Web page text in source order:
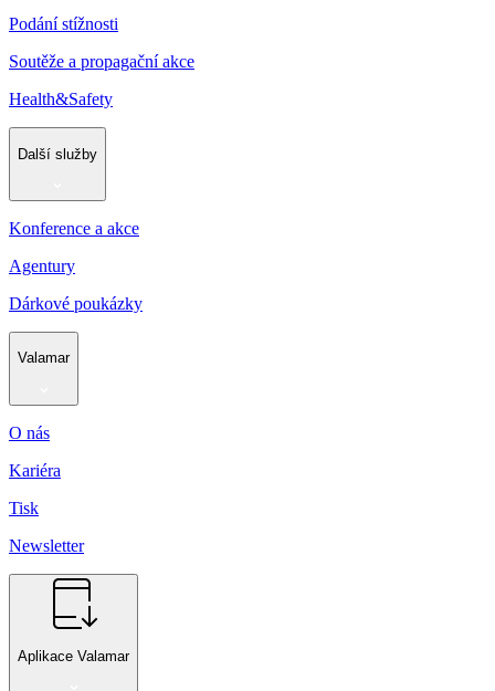
Podání stížnosti
Soutěže a propagační akce
Health&Safety
Další služby
Konference a akce
Agentury
Dárkové poukázky
Valamar
O nás
Kariéra
Tisk
Newsletter
Aplikace Valamar